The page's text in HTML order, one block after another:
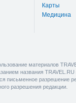
Карты
Медицина
материалов
названия
письменное разрешение
разрешения редакции.